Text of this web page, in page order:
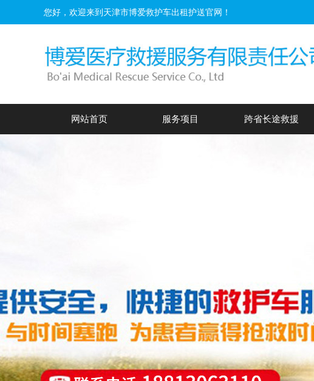
您好，欢迎来到天津市博爱救护车出租护送官网！
网站首页 服务项目 跨省长途救援